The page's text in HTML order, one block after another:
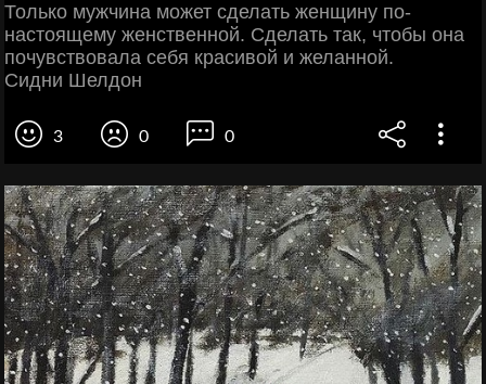
Только мужчина может сделать женщину по-
настоящему женственной. Сделать так, чтобы она
почувствовала себя красивой и желанной.
Сидни Шелдон
3 0 0